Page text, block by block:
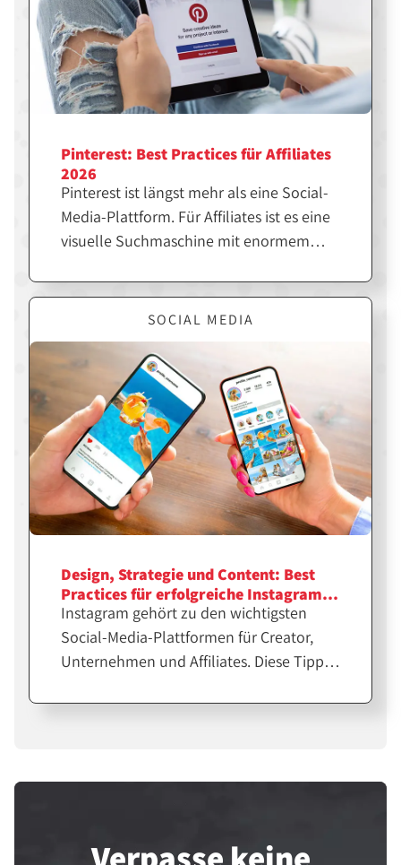
Pinterest: Best Practices für Affiliates
2026
Pinterest ist längst mehr als eine Social-
Media-Plattform. Für Affiliates ist es eine
visuelle Suchmaschine mit enormem
erstellt, kann langfristig Traffic, Klicks
und Sales generieren. Hier erfährst du,
was dir dabei hilft.
SOCIAL MEDIA
Design, Strategie und Content: Best
Practices für erfolgreiche Instagram-
Feeds
Instagram gehört zu den wichtigsten
Social-Media-Plattformen für Creator,
Unternehmen und Affiliates. Diese Tipps
professioneller Feeds für eine größere